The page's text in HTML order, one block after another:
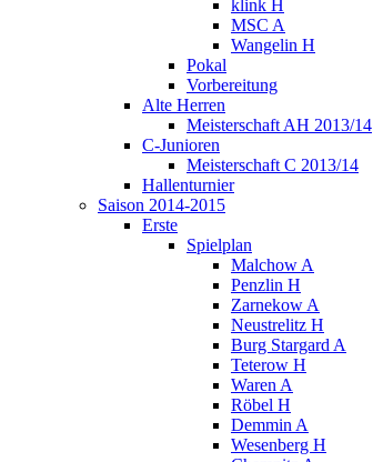
klink H
MSC A
Wangelin H
Pokal
Vorbereitung
Alte Herren
Meisterschaft AH 2013/14
C-Junioren
Meisterschaft C 2013/14
Hallenturnier
Saison 2014-2015
Erste
Spielplan
Malchow A
Penzlin H
Zarnekow A
Neustrelitz H
Burg Stargard A
Teterow H
Waren A
Röbel H
Demmin A
Wesenberg H